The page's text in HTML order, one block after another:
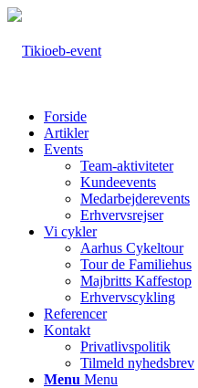
Forside
Artikler
Events
Team-aktiviteter
Kundeevents
Medarbejderevents
Erhvervsrejser
Vi cykler
Aarhus Cykeltour
Tour de Familiehus
Majbritts Kaffestop
Erhvervscykling
Referencer
Kontakt
Privatlivspolitik
Tilmeld nyhedsbrev
Menu Menu